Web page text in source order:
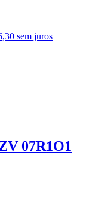
sem juros
07R1O1